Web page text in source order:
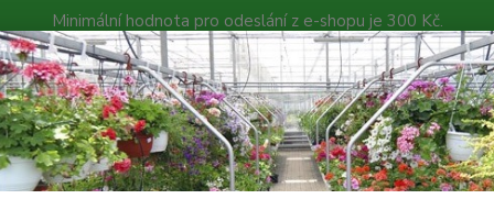
Minimální hodnota pro odeslání z e-shopu je 300 Kč.
můžete čekat nejpozději v následujícím týdnu po přijetí
Poradna Kontakty
Hledat